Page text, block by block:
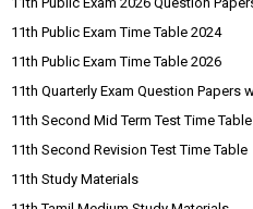
11th Public Exam Time Table 2024
11th Public Exam Time Table 2026
11th Quarterly Exam Question Papers
11th Second Mid Term Test Time Table
11th Second Revision Test Time Table
11th Study Materials